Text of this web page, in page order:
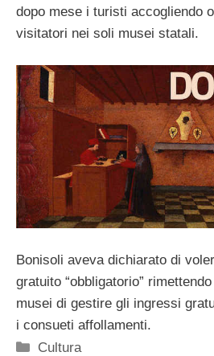
dopo mese i turisti accogliendo
visitatori nei soli musei statali.
Bonisoli aveva dichiarato di
gratuito “obbligatorio”
musei di gestire gli ingressi
i consueti affollamenti.
Categorie
Cultura